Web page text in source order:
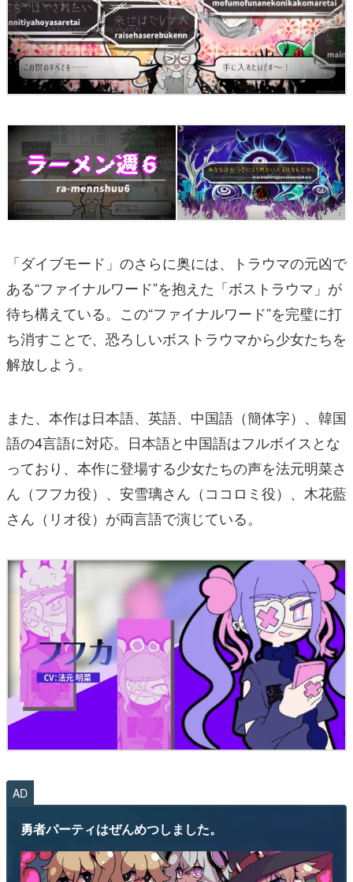
「ダイブモード」のさらに奥には、トラウマの元凶で
ある“ファイナルワード”を抱えた「ボストラウマ」が
待ち構えている。この“ファイナルワード”を完璧に打
ち消すことで、恐ろしいボストラウマから少女たちを
解放しよう。
また、本作は日本語、英語、中国語（簡体字）、韓国
語の4言語に対応。日本語と中国語はフルボイスとな
っており、本作に登場する少女たちの声を法元明菜さ
ん（フフカ役）、安雪璃さん（ココロミ役）、木花藍
さん（リオ役）が両言語で演じている。
AD
勇者パーティはぜんめつしました。